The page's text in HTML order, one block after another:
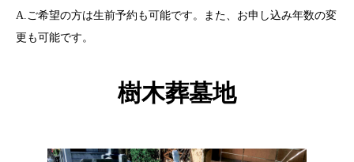
A.ご希望の方は生前予約も可能です。また、お申し込み年数の変
更も可能です。
樹木葬墓地